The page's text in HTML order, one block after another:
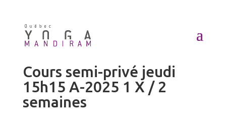
Accueil Produits/ Cours semi-privé jeudi 15h15
A-2025 1 X / 2 semaines
Cours semi-privé jeudi
15h15 A-2025 1 X / 2
semaines